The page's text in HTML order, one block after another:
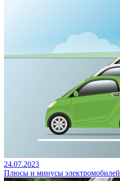
24.07.2023
Плюсы и минусы электромобилей